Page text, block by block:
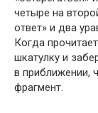
четыре на
ответ» и два
Когда
шкатулку и
в приближении,
фрагмент.